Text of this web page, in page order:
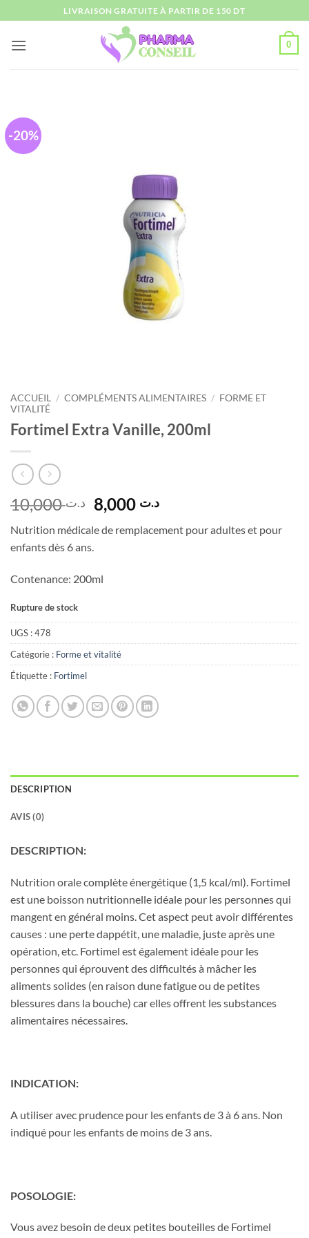
au
contenu
LIVRAISON GRATUITE À PARTIR DE 150 DT
0
-20%
ACCUEIL / COMPLÉMENTS ALIMENTAIRES / FORME ET
VITALITÉ
Fortimel Extra Vanille, 200ml
د.ت10,000
Le
prix
initial
était :
د.تLe
actuel
Nutrition médicale de remplacement pour adultes et pour
enfants dès 6 ans.
Contenance: 200ml
Rupture de stock
UGS :478
Catégorie : Forme et vitalité
Étiquette : Fortimel
DESCRIPTION
AVIS (0)
DESCRIPTION:
Nutrition orale complète énergétique (1,5 kcal/ml). Fortimel
est une boisson nutritionnelle idéale pour les personnes qui
mangent en général moins. Cet aspect peut avoir différentes
causes : une perte dappétit, une maladie, juste après une
opération, etc. Fortimel est également idéale pour les
personnes qui éprouvent des difficultés à mâcher les
aliments solides (en raison dune fatigue ou de petites
blessures dans la bouche) car elles offrent les substances
alimentaires nécessaires.
INDICATION:
A utiliser avec prudence pour les enfants de 3 à 6 ans. Non
indiqué pour les enfants de moins de 3 ans.
POSOLOGIE:
Vous avez besoin de deux petites bouteilles de Fortimel